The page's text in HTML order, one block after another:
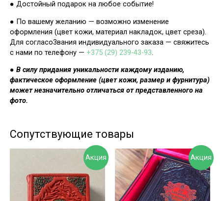
● Достойный подарок на любое событие!
● По вашему желанию — возможно изменение
оформления (цвет кожи, материал накладок, цвет среза).
Для согласо3вания индивидуального заказа — свяжитесь
с нами по телефону — +375 (29) 239-43-93
● В силу придания уникальности каждому изданию,
фактическое оформление (цвет кожи, размер и фурнитура)
может незначительно отличаться от представленного на
фото.
Сопутствующие товары
Акция Акция